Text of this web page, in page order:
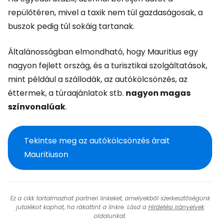
repülőtéren, mivel a taxik nem túl gazdaságosak, a
buszok pedig túl sokáig tartanak.
Általánosságban elmondható, hogy Mauritius egy
nagyon fejlett ország, és a turisztikai szolgáltatások,
mint például a szállodák, az autókölcsönzés, az
éttermek, a túraajánlatok stb. nagyon magas
színvonalúak.
Tekintse meg az autókölcsönzés árait
Mauritiuson
Ez a cikk tartalmazhat partneri linkeket, amelyekből szerkesztőségünk
jutalékot kaphat, ha rákattint a linkre. Lásd a Hirdetési irányelvek
oldalunkat.